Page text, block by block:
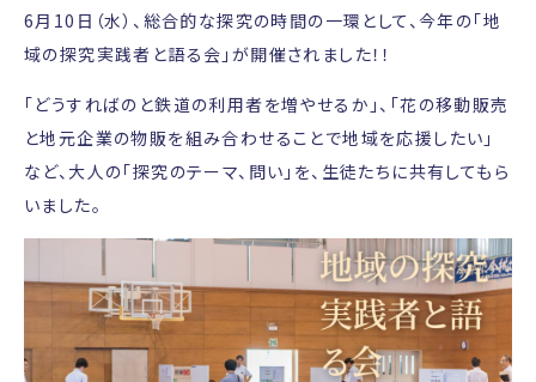
6月10日（水）、総合的な探究の時間の一環として、今年の「地
域の探究実践者と語る会」が開催されました！！
「どうすればのと鉄道の利用者を増やせるか」、「花の移動販売
と地元企業の物販を組み合わせることで地域を応援したい」
など、大人の「探究のテーマ、問い」を、生徒たちに共有してもら
いました。